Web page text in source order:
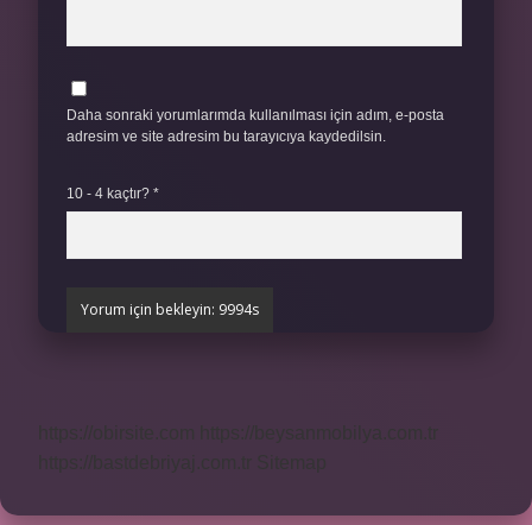
Daha sonraki yorumlarımda kullanılması için adım, e-posta
adresim ve site adresim bu tarayıcıya kaydedilsin.
10 - 4 kaçtır? *